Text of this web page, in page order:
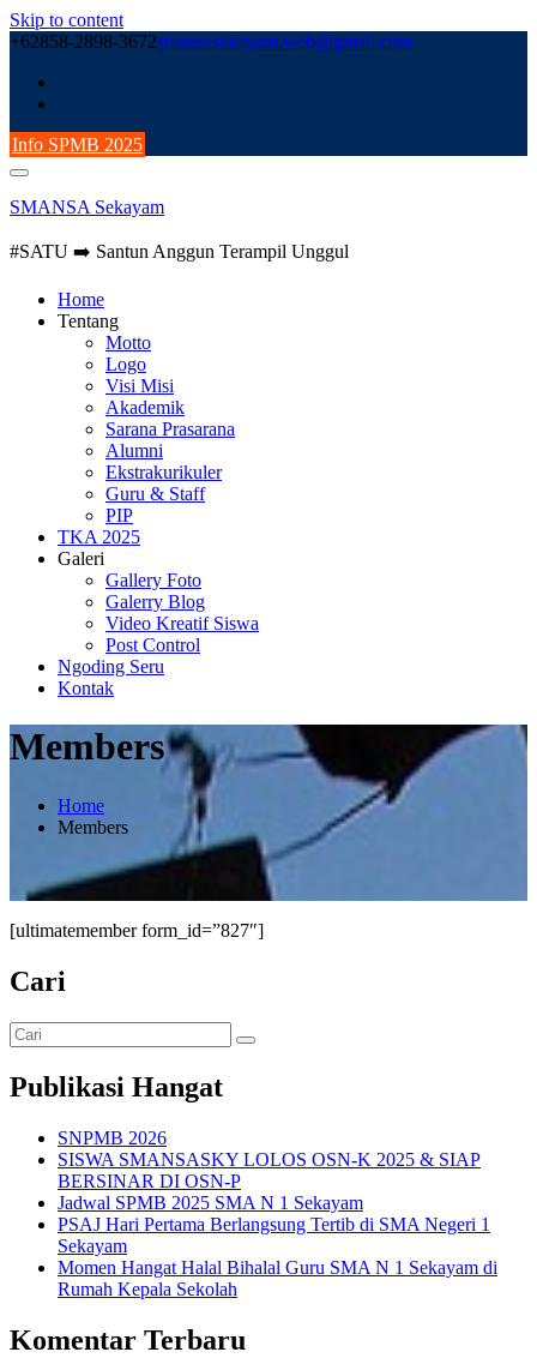
Skip to content
+62858-2898-3672smansasekayam.web@gmail.com
Info SPMB 2025
SMANSA Sekayam
#SATU ➡️ Santun Anggun Terampil Unggul
Home
Tentang
Motto
Logo
Visi Misi
Akademik
Sarana Prasarana
Alumni
Ekstrakurikuler
Guru & Staff
PIP
TKA 2025
Galeri
Gallery Foto
Galerry Blog
Video Kreatif Siswa
Post Control
Ngoding Seru
Kontak
Members
Home
Members
[ultimatemember form_id=”827″]
Cari
Publikasi Hangat
SNPMB 2026
SISWA SMANSASKY LOLOS OSN-K 2025 & SIAP
BERSINAR DI OSN-P
Jadwal SPMB 2025 SMA N 1 Sekayam
PSAJ Hari Pertama Berlangsung Tertib di SMA Negeri 1
Sekayam
Momen Hangat Halal Bihalal Guru SMA N 1 Sekayam di
Rumah Kepala Sekolah
Komentar Terbaru